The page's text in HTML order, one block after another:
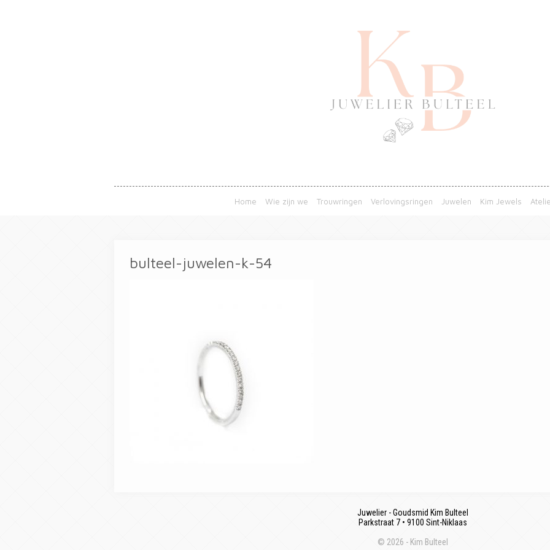
Home Wie zijn we Trouwringen Verlovingsringen Juwelen Kim Jewels
bulteel-juwelen-k-54
Juwelier - Goudsmid Kim Bulteel
Parkstraat 7 • 9100 Sint-Niklaas
© 2026 - Kim Bulteel